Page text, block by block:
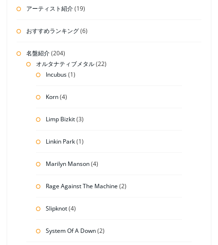
アーティスト紹介(19)
おすすめランキング(6)
名盤紹介(204)
オルタナティブメタル(22)
Incubus(1)
Korn(4)
Limp Bizkit(3)
Linkin Park(1)
Marilyn Manson(4)
Rage Against The Machine(2)
Slipknot(4)
System Of A Down(2)